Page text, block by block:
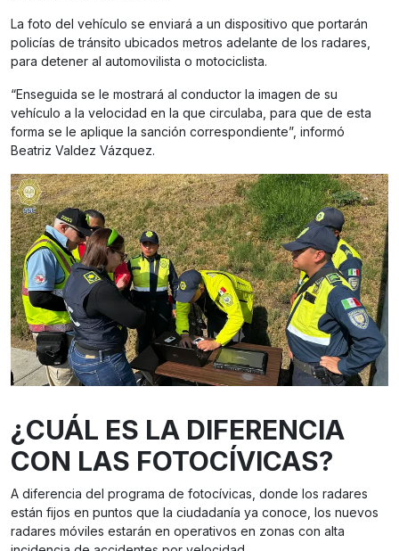
La foto del vehículo se enviará a un dispositivo que portarán
policías de tránsito ubicados metros adelante de los radares,
para detener al automovilista o motociclista.
“Enseguida se le mostrará al conductor la imagen de su
vehículo a la velocidad en la que circulaba, para que de esta
forma se le aplique la sanción correspondiente”, informó
Beatriz Valdez Vázquez.
¿CUÁL ES LA DIFERENCIA
CON LAS FOTOCÍVICAS?
A diferencia del programa de fotocívicas, donde los radares
están fijos en puntos que la ciudadanía ya conoce, los nuevos
radares móviles estarán en operativos en zonas con alta